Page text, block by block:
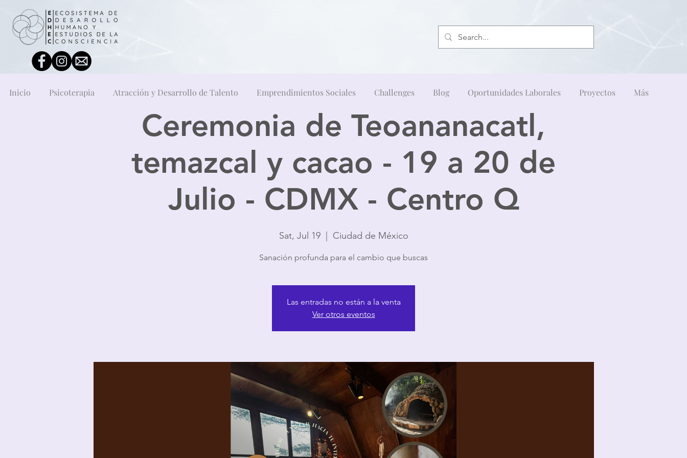
Ceremonia de Teoananacatl,
temazcal y cacao - 19 a 20 de
Julio - CDMX - Centro Q
Sat, Jul 19
  |
Ciudad de México
Sanación profunda para el cambio que buscas
Las entradas no están a la venta
Ver otros eventos
Inicio Psicoterapia Atracción y Desarrollo de Talento Emprendimientos Sociales Challenges Blog Oportunidades Laborales Proyectos Más